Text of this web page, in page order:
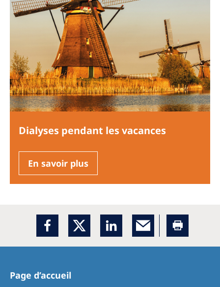
Dialyses pendant les vacances
En savoir plus
Page d’accueil